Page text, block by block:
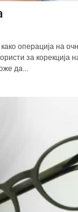
операција на
за корекција
да...